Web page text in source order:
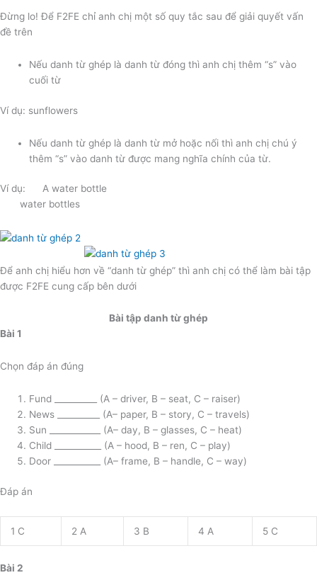
Đừng lo! Để F2FE chỉ anh chị một số quy tắc sau để giải quyết vấn
đề trên
Nếu danh từ ghép là danh từ đóng thì anh chị thêm “s” vào
cuối từ
Ví dụ: sunflowers
Nếu danh từ ghép là danh từ mở hoặc nối thì anh chị chú ý
thêm “s” vào danh từ được mang nghĩa chính của từ.
Ví dụ: A water bottle
water bottles
Để anh chị hiểu hơn về “danh từ ghép” thì anh chị có thể làm bài tập
được F2FE cung cấp bên dưới
Bài tập danh từ ghép
Bài 1
Chọn đáp án đúng
Fund __________ (A – driver, B – seat, C – raiser)
News __________ (A– paper, B – story, C – travels)
Sun ____________ (A– day, B – glasses, C – heat)
Child ___________ (A – hood, B – ren, C – play)
Door ___________ (A– frame, B – handle, C – way)
Đáp án
1 C 2 A 3 B 4 A 5 C
Bài 2